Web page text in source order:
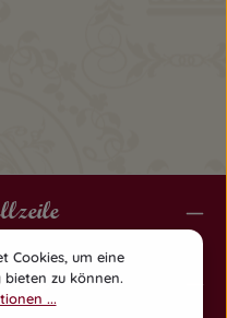
Hof
Cookies, um eine
zu können.
...